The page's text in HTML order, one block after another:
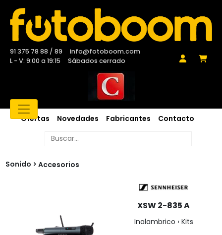
91 375 78 88 / 89
info@fotoboom.com
L - V: 9:00 a 19:15
Sábados cerrado
Ofertas Novedades Fabricantes Contacto
Sonido Accesorios
XSW 2-835 A
Inalambrico › Kits